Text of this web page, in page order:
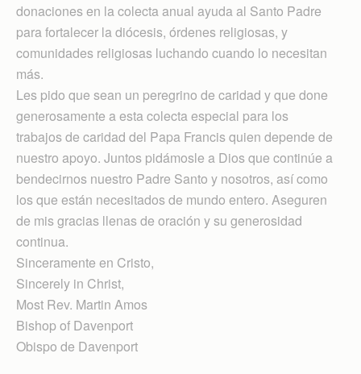
donaciones en la colecta anual ayuda al Santo Padre
para fortalecer la diócesis, órdenes religiosas, y
comunidades religiosas luchando cuando lo necesitan
más.
Les pido que sean un peregrino de caridad y que done
generosamente a esta colecta especial para los
trabajos de caridad del Papa Francis quien depende de
nuestro apoyo. Juntos pidámosle a Dios que continúe a
bendecirnos nuestro Padre Santo y nosotros, así como
los que están necesitados de mundo entero. Aseguren
de mis gracias llenas de oración y su generosidad
continua.
Sinceramente en Cristo,
Sincerely in Christ,
Most Rev. Martin Amos
Bishop of Davenport
Obispo de Davenport